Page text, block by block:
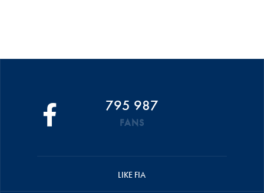
795 987
FANS
LIKE FIA